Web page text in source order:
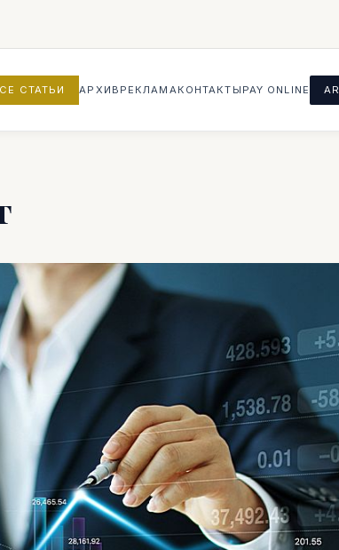
СТАТЬИ АРХИВ РЕКЛАМА КОНТАКТЫ PAY ONLINE